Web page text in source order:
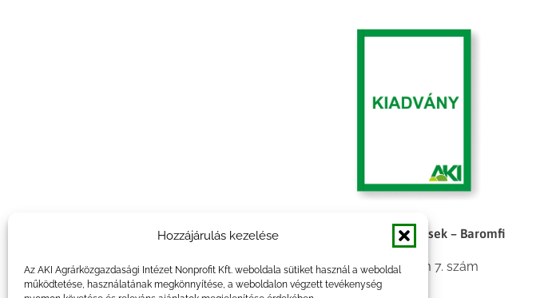
Hozzájárulás kezelése
Az AKI Agrárközgazdasági Intézet Nonprofit Kft. weboldala sütiket használ a weboldal
működtetése, használatának megkönnyítése, a weboldalon végzett tevékenység
Agrárpiaci jelentések – Baromfi
VIII. évfolyam 7. szám